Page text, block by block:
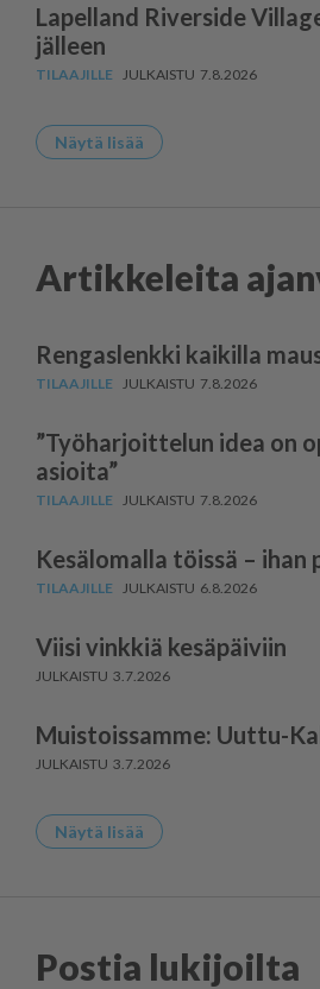
Lapelland Riverside
jälleen
7.8.2026
Näytä lisää
Artikkeleita
Rengaslenkki kaikilla
7.8.2026
”Työharjoittelun idea on
asioita”
7.8.2026
Kesälomalla töissä – ihan
6.8.2026
Viisi vinkkiä kesäpäiviin
3.7.2026
Muistoissamme: Uuttu-
3.7.2026
Näytä lisää
Postia lukijoilta